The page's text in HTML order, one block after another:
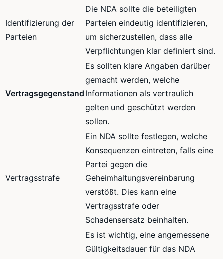
Identifizierung der
Parteien
Die NDA sollte die beteiligten
Parteien eindeutig identifizieren,
um sicherzustellen, dass alle
Verpflichtungen klar definiert sind.
Vertragsgegenstand
Es sollten klare Angaben darüber
gemacht werden, welche
Informationen als vertraulich
gelten und geschützt werden
sollen.
Vertragsstrafe
Ein NDA sollte festlegen, welche
Konsequenzen eintreten, falls eine
Partei gegen die
Geheimhaltungsvereinbarung
verstößt. Dies kann eine
Vertragsstrafe oder
Schadensersatz beinhalten.
Es ist wichtig, eine angemessene
Gültigkeitsdauer für das NDA